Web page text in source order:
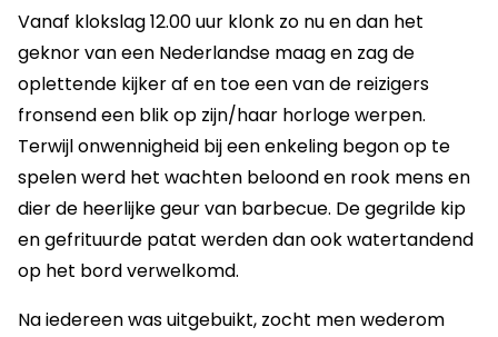
Vanaf klokslag 12.00 uur klonk zo nu en dan het
geknor van een Nederlandse maag en zag de
oplettende kijker af en toe een van de reizigers
fronsend een blik op zijn/haar horloge werpen.
Terwijl onwennigheid bij een enkeling begon op te
spelen werd het wachten beloond en rook mens en
dier de heerlijke geur van barbecue. De gegrilde kip
en gefrituurde patat werden dan ook watertandend
op het bord verwelkomd.
Na iedereen was uitgebuikt, zocht men wederom